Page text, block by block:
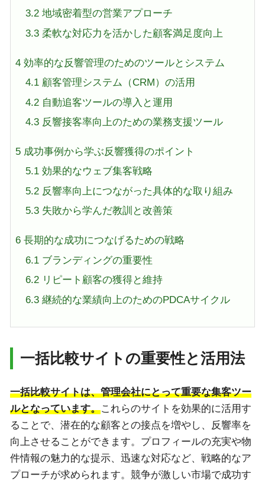
3.2地域密着型の営業アプローチ
3.3柔軟な対応力を活かした顧客満足度向上
4 効率的な反響管理のためのツールとシステム
4.1顧客管理システム（CRM）の活用
4.2自動追客ツールの導入と運用
4.3反響接客率向上のための業務支援ツール
5 成功事例から学ぶ反響獲得のポイント
5.1効果的なウェブ集客戦略
5.2反響率向上につながった具体的な取り組み
5.3失敗から学んだ教訓と改善策
6 長期的な成功につなげるための戦略
6.1ブランディングの重要性
6.2リピート顧客の獲得と維持
6.3継続的な業績向上のためのPDCAサイクル
一括比較サイトの重要性と活用法
一括比較サイトは、管理会社にとって重要な集客ツー
ルとなっています。これらのサイトを効果的に活用す
ることで、潜在的な顧客との接点を増やし、反響率を
向上させることができます。プロフィールの充実や物
件情報の魅力的な提示、迅速な対応など、戦略的なア
プローチが求められます。競争が激しい市場で成功す